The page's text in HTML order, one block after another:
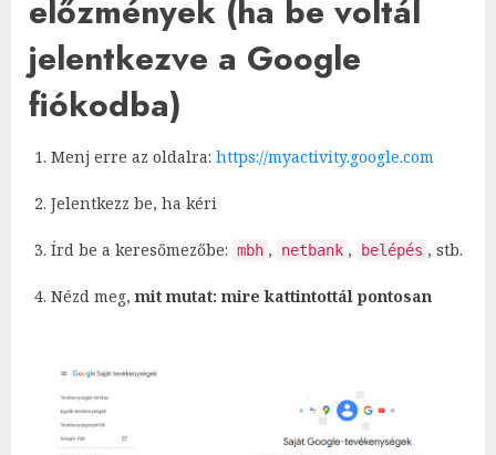
előzmények (ha be voltál
jelentkezve a Google
fiókodba)
Menj erre az oldalra: https://myactivity.google.com
Jelentkezz be, ha kéri
Írd be a keresőmezőbe: mbh , netbank , belépés , stb.
Nézd meg, mit mutat: mire kattintottál pontosan